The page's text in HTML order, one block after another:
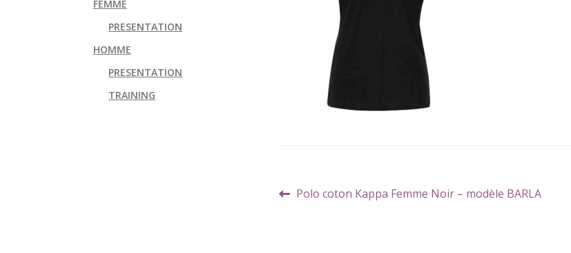
Navigation
Article
Polo coton Kappa Femme Noir – modèle BARLA
FEMME
PRESENTATION
HOMME
PRESENTATION
TRAINING